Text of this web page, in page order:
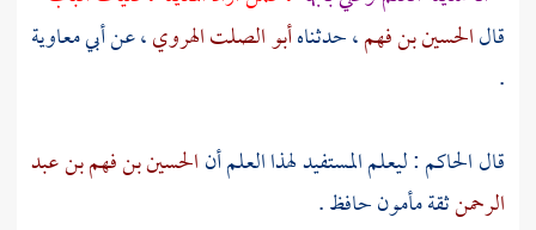
قالالحسين بن فهم، حدثناهأبو الصلت الهروي، عنأبي معاوية
.
قالالحاكم: ليعلم المستفيد لهذا العلم أنالحسين بن فهم بن عبد
الرحمنثقة مأمون حافظ .